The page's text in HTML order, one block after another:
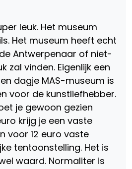
leuk. Het museum
Het museum heeft echt
Antwerpenaar of niet-
zal vinden. Eigenlijk een
dagje MAS-museum is
voor de kunstliefhebber.
je gewoon gezien
krijg je een vaste
voor 12 euro vaste
tentoonstelling. Het is
waard. Normaliter is